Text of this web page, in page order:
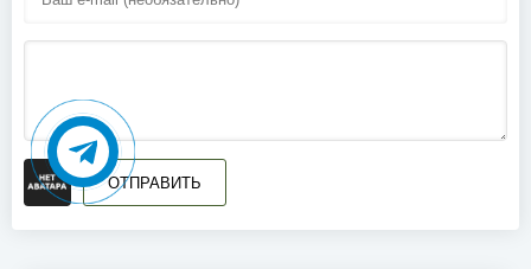
ОТПРАВИТЬ